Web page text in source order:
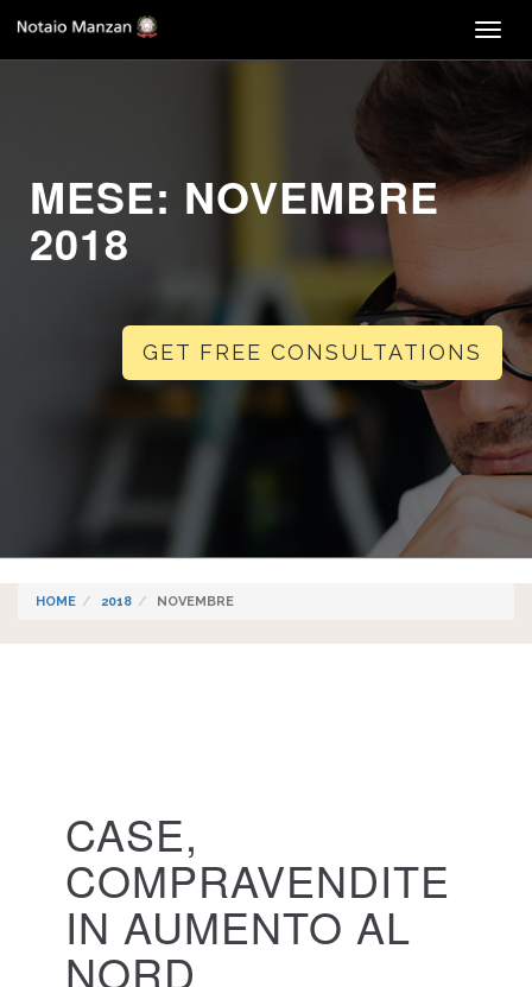
MESE: NOVEMBRE
2018
GET FREE CONSULTATIONS
HOME 2018 NOVEMBRE
CASE,
COMPRAVENDITE
IN AUMENTO AL
NORD